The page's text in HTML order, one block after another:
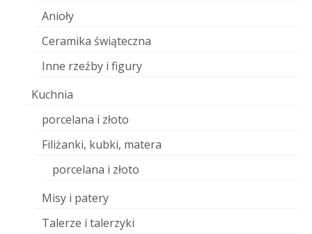
Anioły
Ceramika świąteczna
Inne rzeźby i figury
Kuchnia
porcelana i złoto
Filiżanki, kubki, matera
porcelana i złoto
Misy i patery
Talerze i talerzyki